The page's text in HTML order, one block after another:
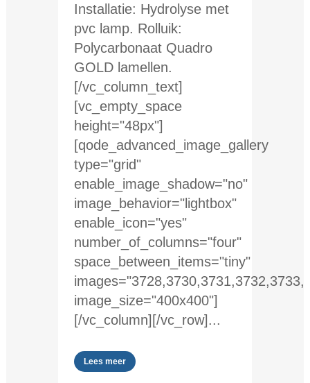
Installatie: Hydrolyse met
pvc lamp. Rolluik:
Polycarbonaat Quadro
GOLD lamellen.
[/vc_column_text]
[vc_empty_space
height="48px"]
[qode_advanced_image_gallery
type="grid"
enable_image_shadow="no"
image_behavior="lightbox"
enable_icon="yes"
number_of_columns="four"
space_between_items="tiny"
image_size="400x400"]
[/vc_column][/vc_row]...
Lees meer